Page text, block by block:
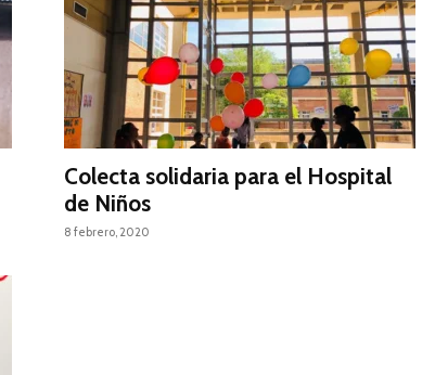
Colecta solidaria para el Hospital
de Niños
8 febrero, 2020